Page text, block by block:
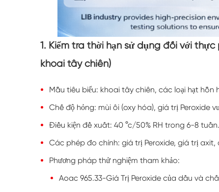
1. Kiểm tra thời hạn sử dụng đối với
khoai tây chiên)
Mẫu tiêu biểu: khoai tây chiên, các loại hạt hỗn
Chế độ hỏng: mùi ôi (oxy hóa), giá trị Peroxide
Điều kiện đề xuất: 40 °c/50% RH trong 6-8 tuần.
Các phép đo chính: giá trị Peroxide, giá trị
Phương pháp thử nghiệm tham khảo:
Aoac 965.33-Giá Trị Peroxide của dầu và